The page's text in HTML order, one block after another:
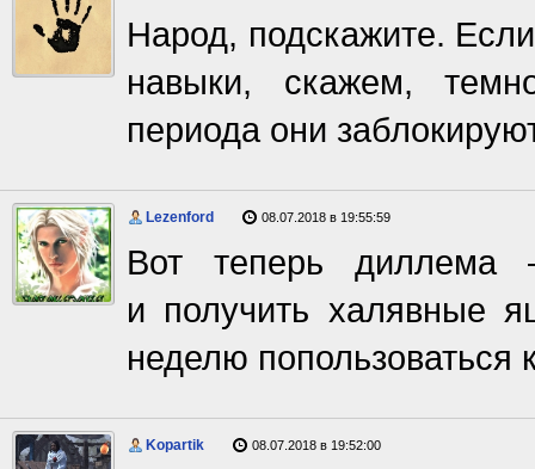
Народ, подскажите.
навыки, скажем,
периода они
Lezenford 08.07.2018 в 19:55:59
Вот теперь диллема
и получить халявные
неделю
Kopartik 08.07.2018 в 19:52:00